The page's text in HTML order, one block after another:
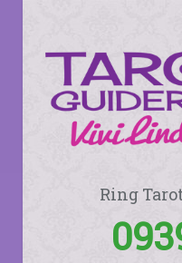
Ring